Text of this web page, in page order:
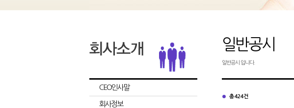
CEO인사말
회사정보
일반공시
일반공시 입니다.
총 424건